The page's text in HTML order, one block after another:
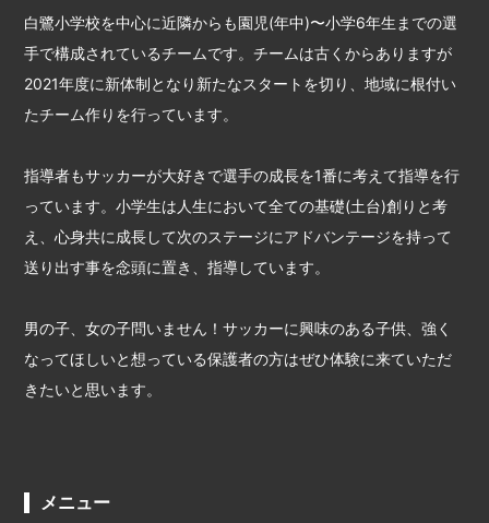
白鷺小学校を中心に近隣からも園児(年中)〜小学6年生までの選
手で構成されているチームです。チームは古くからありますが
2021年度に新体制となり新たなスタートを切り、地域に根付い
たチーム作りを行っています。
指導者もサッカーが大好きで選手の成長を1番に考えて指導を行
っています。小学生は人生において全ての基礎(土台)創りと考
え、心身共に成長して次のステージにアドバンテージを持って
送り出す事を念頭に置き、指導しています。
男の子、女の子問いません！サッカーに興味のある子供、強く
なってほしいと想っている保護者の方はぜひ体験に来ていただ
きたいと思います。
メニュー